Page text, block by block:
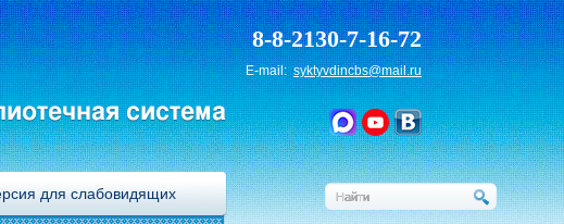
система
8-8-2130-7-16-72
E-mail:syktyvdincbs@mail.ru
для слабовидящих